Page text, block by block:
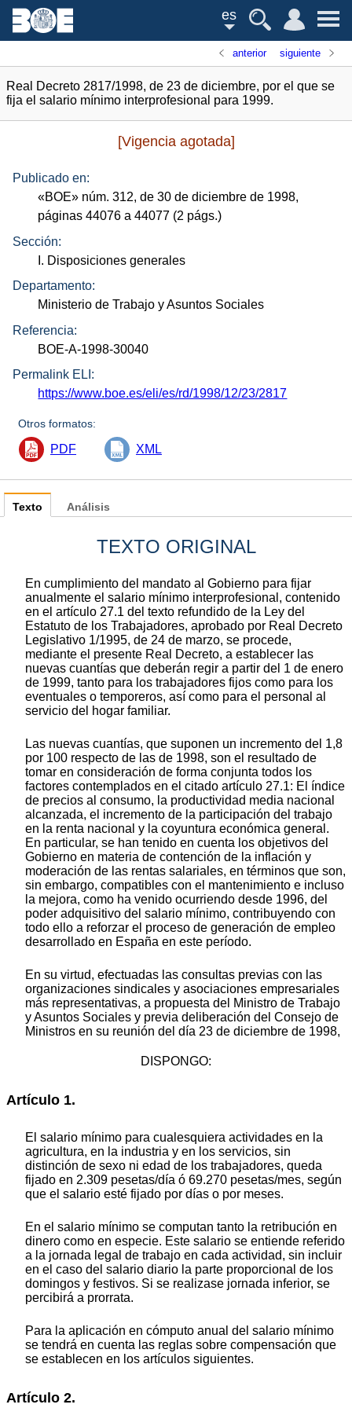
es
anterior siguiente
Real Decreto 2817/1998, de 23 de diciembre, por el que se
fija el salario mínimo interprofesional para 1999.
[Vigencia agotada]
Publicado en:
«BOE» núm. 312, de 30 de diciembre de 1998,
páginas 44076 a 44077 (2 págs.)
Sección:
I. Disposiciones generales
Departamento:
Ministerio de Trabajo y Asuntos Sociales
Referencia:
BOE-A-1998-30040
Permalink ELI:
https://www.boe.es/eli/es/rd/1998/12/23/2817
Otros formatos:
PDF XML
Texto
TEXTO ORIGINAL
En cumplimiento del mandato al Gobierno para fijar
anualmente el salario mínimo interprofesional, contenido
en el artículo 27.1 del texto refundido de la Ley del
Estatuto de los Trabajadores, aprobado por Real Decreto
Legislativo 1/1995, de 24 de marzo, se procede,
mediante el presente Real Decreto, a establecer las
nuevas cuantías que deberán regir a partir del 1 de enero
de 1999, tanto para los trabajadores fijos como para los
eventuales o temporeros, así como para el personal al
servicio del hogar familiar.
Las nuevas cuantías, que suponen un incremento del 1,8
por 100 respecto de las de 1998, son el resultado de
tomar en consideración de forma conjunta todos los
factores contemplados en el citado artículo 27.1: El índice
de precios al consumo, la productividad media nacional
alcanzada, el incremento de la participación del trabajo
en la renta nacional y la coyuntura económica general.
En particular, se han tenido en cuenta los objetivos del
Gobierno en materia de contención de la inflación y
moderación de las rentas salariales, en términos que son,
sin embargo, compatibles con el mantenimiento e incluso
la mejora, como ha venido ocurriendo desde 1996, del
poder adquisitivo del salario mínimo, contribuyendo con
todo ello a reforzar el proceso de generación de empleo
desarrollado en España en este período.
En su virtud, efectuadas las consultas previas con las
organizaciones sindicales y asociaciones empresariales
más representativas, a propuesta del Ministro de Trabajo
y Asuntos Sociales y previa deliberación del Consejo de
Ministros en su reunión del día 23 de diciembre de 1998,
DISPONGO:
Artículo 1.
El salario mínimo para cualesquiera actividades en la
agricultura, en la industria y en los servicios, sin
distinción de sexo ni edad de los trabajadores, queda
fijado en 2.309 pesetas/día ó 69.270 pesetas/mes, según
que el salario esté fijado por días o por meses.
En el salario mínimo se computan tanto la retribución en
dinero como en especie. Este salario se entiende referido
a la jornada legal de trabajo en cada actividad, sin incluir
en el caso del salario diario la parte proporcional de los
domingos y festivos. Si se realizase jornada inferior, se
percibirá a prorrata.
Para la aplicación en cómputo anual del salario mínimo
se tendrá en cuenta las reglas sobre compensación que
se establecen en los artículos siguientes.
Artículo 2.
Análisis